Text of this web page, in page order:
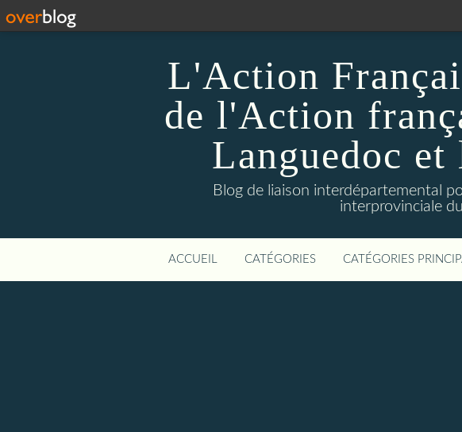
L'Action
de l'Action
Languedoc et
Blog de liaison interdépartemental
interprovinciale
ACCUEIL CATÉGORIES CATÉGORIES